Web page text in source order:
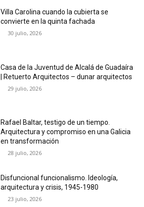
Villa Carolina cuando la cubierta se
convierte en la quinta fachada
30 julio, 2026
Casa de la Juventud de Alcalá de Guadaíra
| Retuerto Arquitectos – dunar arquitectos
29 julio, 2026
Rafael Baltar, testigo de un tiempo.
Arquitectura y compromiso en una Galicia
en transformación
28 julio, 2026
Disfuncional funcionalismo. Ideología,
arquitectura y crisis, 1945-1980
23 julio, 2026